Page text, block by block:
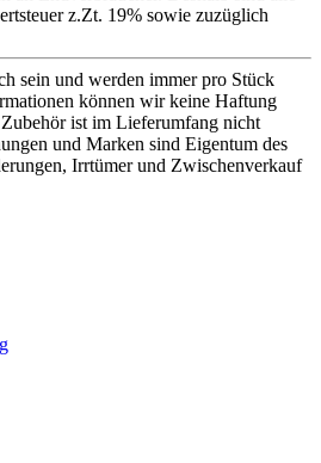
z.Zt. 19% sowie zuzüglich
sein und werden immer pro Stück
können wir keine Haftung
ist im Lieferumfang nicht
und Marken sind Eigentum des
Irrtümer und Zwischenverkauf